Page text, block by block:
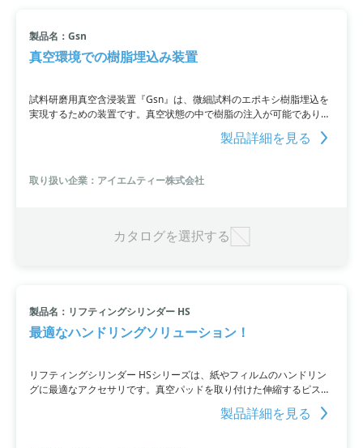
製品名：Gsn
真空環境での樹脂埋込み装置
試料研磨用真空含浸装置『Gsn』は、微細試料のエポキシ樹脂埋込を
実現するための装置です。真空状態の中で樹脂の注入が可能であり、
真空から大気圧へのスロー開放も行えます。広いチャンバーでテーブ
ルを回転させることなど、そのほかにも様々なニーズに対応可能で
製品詳細を見る
取り扱い企業：アイエムティー株式会社
カタログを選択する
製品名：リフティングシリンダー HS
最適なハンドリングソリューション！
リフティングシリンダー HSシリーズは、紙やフィルムのハンドリン
グに最適なアクセサリです。真空パッドを取り付けた伸縮するピスト
ンロッドを使用し、1枚目のワークのみを持ち上げることができま
製品詳細を見る